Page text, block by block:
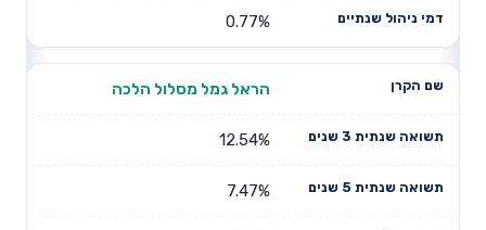
0.77%
הראל גמל מסלול הלכה
12.54%
7.47%